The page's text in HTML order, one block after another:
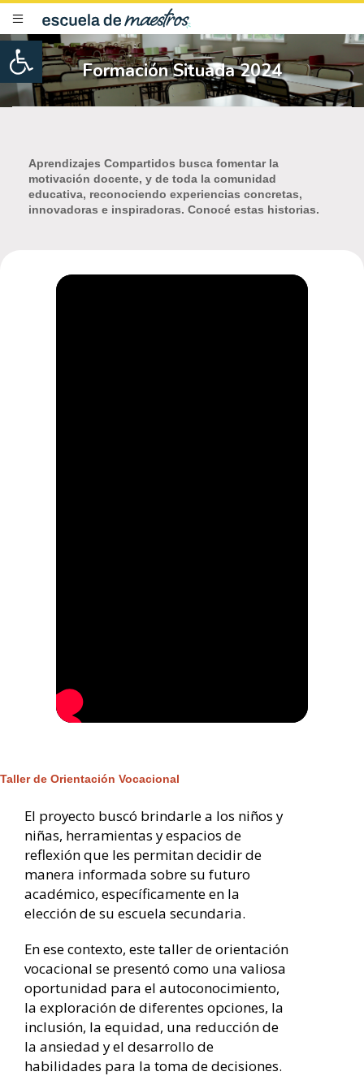
Open toolbar
Formación Situada 2024
Aprendizajes Compartidos busca fomentar la
motivación docente, y de toda la comunidad
educativa, reconociendo experiencias concretas,
innovadoras e inspiradoras. Conocé estas historias.
Taller de Orientación Vocacional
El proyecto buscó brindarle a los niños y
niñas, herramientas y espacios de
reflexión que les permitan decidir de
manera informada sobre su futuro
académico, específicamente en la
elección de su escuela secundaria.
En ese contexto, este taller de orientación
vocacional se presentó como una valiosa
oportunidad para el autoconocimiento,
la exploración de diferentes opciones, la
inclusión, la equidad, una reducción de
la ansiedad y el desarrollo de
habilidades para la toma de decisiones.